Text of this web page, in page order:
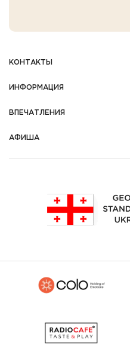
КОНТАКТЫ
ИНФОРМАЦИЯ
ВПЕЧАТЛЕНИЯ
АФИША